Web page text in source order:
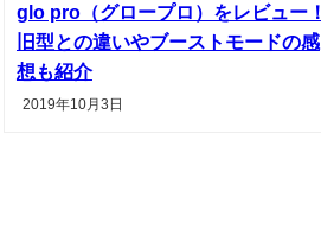
glo pro（グロープロ）をレビュー！
旧型との違いやブーストモードの感
想も紹介
2019年10月3日